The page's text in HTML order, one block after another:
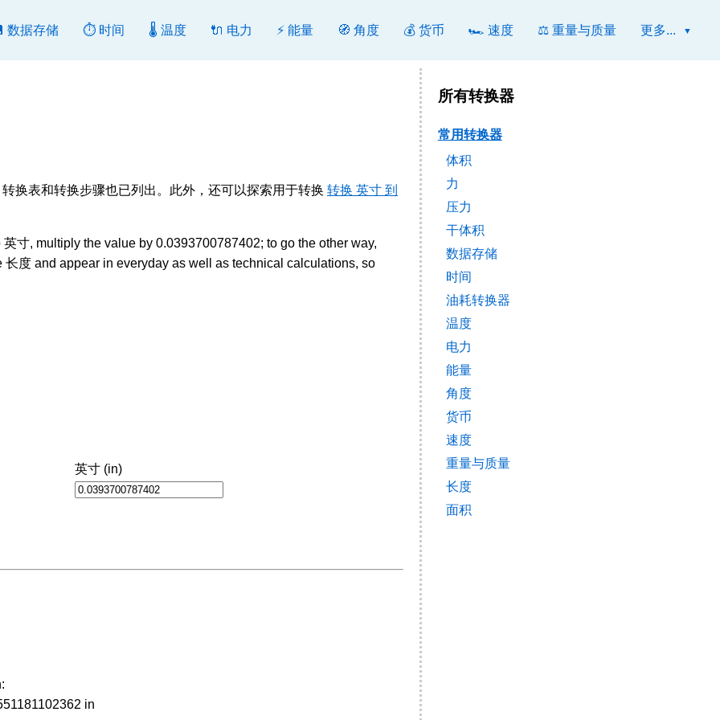
数据存储 ⏱️ 时间 🌡️ 温度 🔌 电力 ⚡ 能量 🧭 角度 💰 货币 🏎️ 速度 ⚖️ 重量与质量 更多...
换表和转换步骤也已列出。此外，还可以探索用于转换 转换 英寸 到
寸, multiply the value by 0.0393700787402; to go the other way,
度 and appear in everyday as well as technical calculations, so
英寸 (in)
in
所有转换器
常用转换器
体积
力
压力
干体积
数据存储
时间
油耗转换器
温度
电力
能量
角度
货币
速度
重量与质量
长度
面积